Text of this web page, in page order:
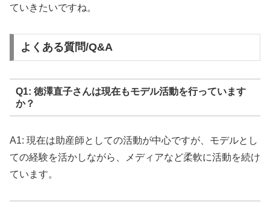
ていきたいですね。
よくある質問/Q&A
Q1: 徳澤直子さんは現在もモデル活動を行っています
か？
A1: 現在は助産師としての活動が中心ですが、モデルとし
ての経験を活かしながら、メディアなど柔軟に活動を続け
ています。